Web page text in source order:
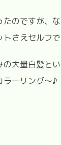
たのですが、
さえセルフで
の大量白髪と
ーリング〜♪